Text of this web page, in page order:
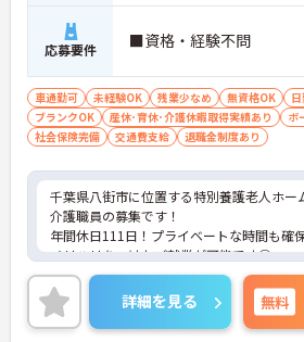
応募要件 ■資格・経験不問
車通勤可 未経験OK 残業少なめ 無資格OK
ブランクOK
産休･育休･介護休暇取得実績あり
ボ
社会保険完備
交通費支給 退職金制度あり
千葉県八街市に位置する特別養護老人ホー
介護職員の募集です！
年間休日111日！プライベートな時間も確
メリハリをつけたご就業が可能です◎
資格経験は不問！丁寧なレクチャーがある
経験の方・ブランクがある方も安心してご
だけます。
ご興味ある方には、面接対策ポイントなど
詳細を見る 無料